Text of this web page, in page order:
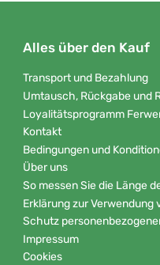
Alles über den Kauf
Transport und Bezahlung
Umtausch, Rückgabe und
Loyalitätsprogramm
Kontakt
Bedingungen und
Über uns
So messen Sie die Länge
Erklärung zur Verwendung
Schutz
Impressum
Cookies